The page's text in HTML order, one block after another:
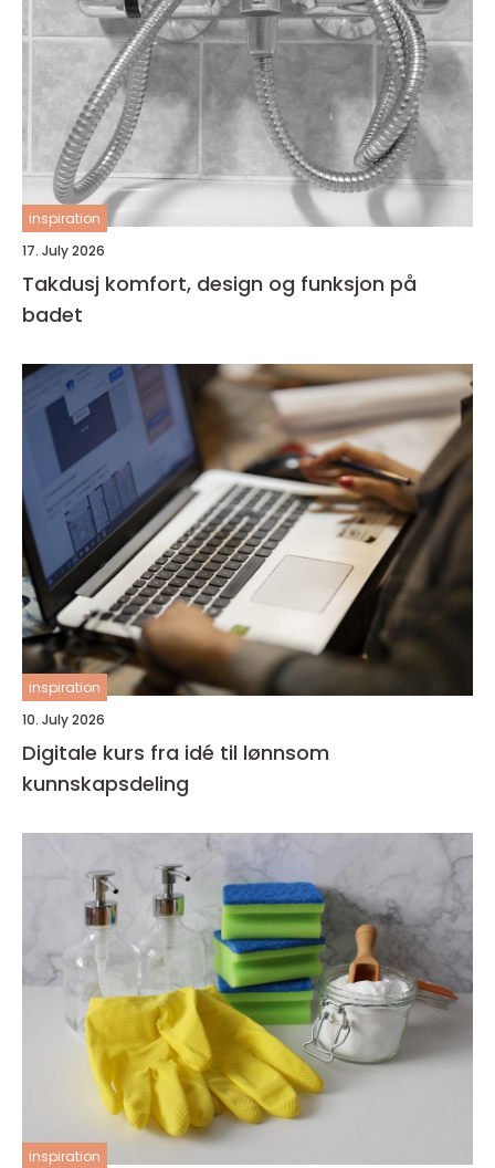
inspiration
17. July 2026
Takdusj komfort, design og funksjon på
badet
inspiration
10. July 2026
Digitale kurs fra idé til lønnsom
kunnskapsdeling
inspiration